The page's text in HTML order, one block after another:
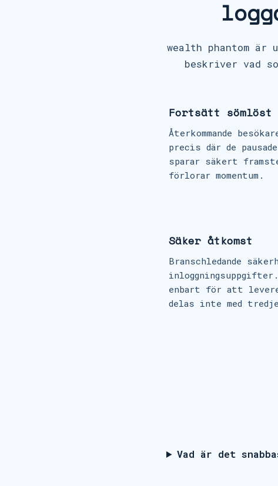
wealth phantom är
beskriver vad
Fortsätt sömlöst
Återkommande
precis där de
sparar säkert
förlorar momentum.
Säker åtkomst
Branschledande
enbart för att
delas inte med
Vad är det